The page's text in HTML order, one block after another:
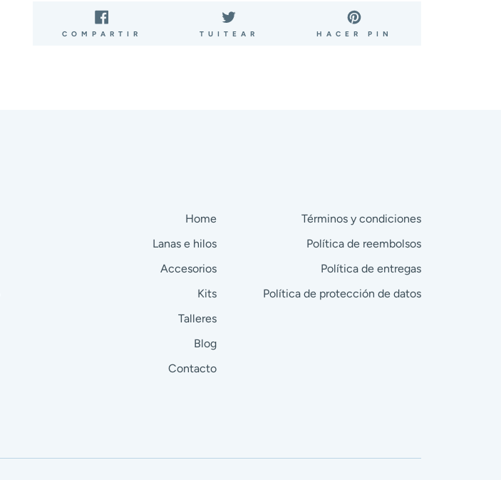
COMPARTIR
COMPARTIRTUITEAR
TUITEARHACER PIN
Home
Lanas e hilos
Accesorios
Kits
Talleres
Blog
Contacto
Términos y condiciones
Política de reembolsos
Política de entregas
Política de protección de datos